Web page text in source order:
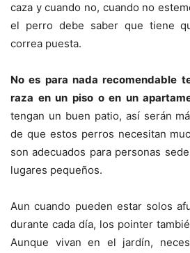
caza y cuando no, cuando no
el perro debe saber que tiene
correa puesta.
No es para nada recomendable
raza en un piso o en un
tengan un buen patio, así serán
de que estos perros necesitan
son adecuados para personas
lugares pequeños.
Aun cuando pueden estar solos
durante cada día, los pointer
Aunque vivan en el jardín,